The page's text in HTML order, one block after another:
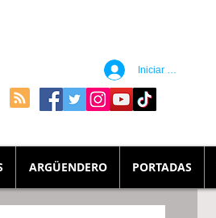
Iniciar sesión
ARGÜENDERO PORTADAS